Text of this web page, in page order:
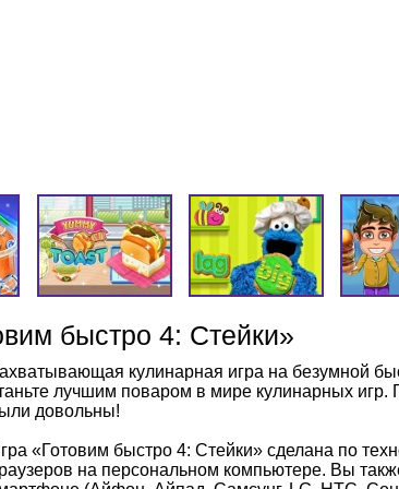
быстро 4: Стейки»
кулинарная игра на безумной
лучшим поваром в мире кулинарных игр.
довольны!
«Готовим быстро 4: Стейки» сделана по
на персональном компьютере. Вы